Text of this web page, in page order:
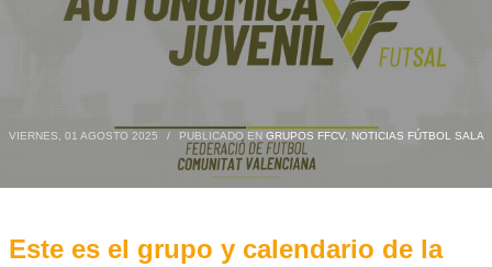
VIERNES, 01 AGOSTO 2025 / PUBLICADO EN GRUPOS FFCV, NOTICIAS FÚTBOL SALA
Este es el grupo y calendario de la